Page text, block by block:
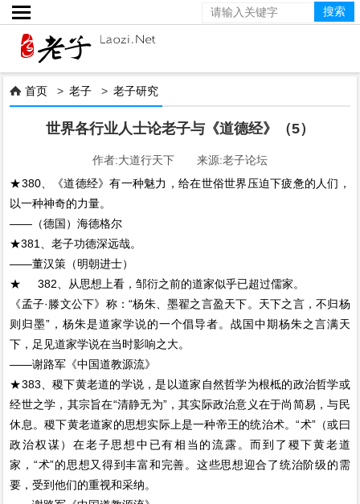

 首页 >老子 >老子研究
世界各行业人士论老子与《道德经》（5）
作者:大道行天下 来源:老子论坛
★380、《道德经》有一种魅力，给在世俗世界压迫下疲惫的人们，
以一种神奇的力量。
——（德国）海德格尔
★381、老子功德深远哉。
——董汉策（明朝进士）
★ 382、从思想上看，邹衍之前的道家似乎已超过儒家。
《孟子·滕文公下》称：“杨朱、墨翟之言盈天下。天下之言，不归杨
则归墨”，杨朱是道家学说的一个倡导者。战国中期杨朱之言满天
下，足见道家学说在当时影响之大。
——谢路军《中国道教源流》
★383、稷下黄老道的学说，是以道家自然哲学为根柢的政治哲学或
经世之学，其宗旨在“清静无为”，其实际政治意义在于尚简易，与民
休息。稷下黄老道家的思想实际上是一种帝王的统治术。“术”（或曰
政治权谋）在老子思想中已有相当的流露。而到了稷下黄老道
家，“术”的思想又得到丰富和完善。这些思想迎合了统治阶级的需
要，受到他们的重视和采纳。